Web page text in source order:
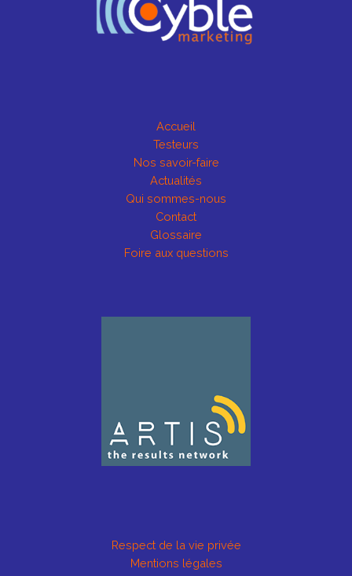
Accueil
Testeurs
Nos savoir-faire
Actualités
Qui sommes-nous
Contact
Glossaire
Foire aux questions
Respect de la vie privée
Mentions légales